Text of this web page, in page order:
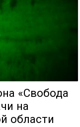
«Свобода
на
области